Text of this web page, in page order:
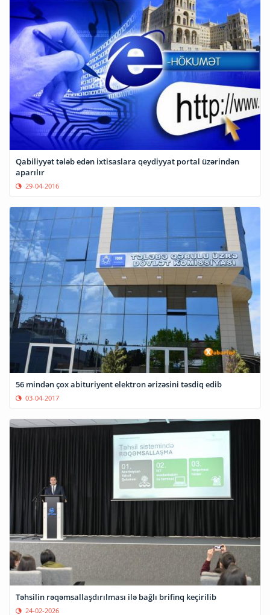
Qabiliyyət tələb edən ixtisaslara qeydiyyat portal üzərindən
aparılır
29-04-2016
56 mindən çox abituriyent elektron ərizəsini təsdiq edib
03-04-2017
Təhsilin rəqəmsallaşdırılması ilə bağlı brifinq keçirilib
24-02-2026